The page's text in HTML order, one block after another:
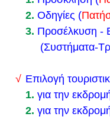
απαιτήσεις που
σχολείου.
τους χώρους
Λυκείου
προβλημάτων
προόδου και της
2. Οδηγίες (
3. Προσέλκυση -
(Συστήματα-
Επιλογή
1. για την
2. για την